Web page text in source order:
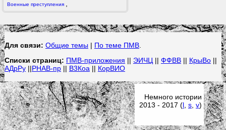
Военные преступления
Для связи: Общие темы | По теме ПМВ.
Списки страниц: ПМВ-приложения || ЭИЧЦ || ФФВВ|| КрыВо||
АДрРу||РНАВ-пр|| В3Коа || КорВИО
Немного истории
2013 - 2017 (l ,s ,v)